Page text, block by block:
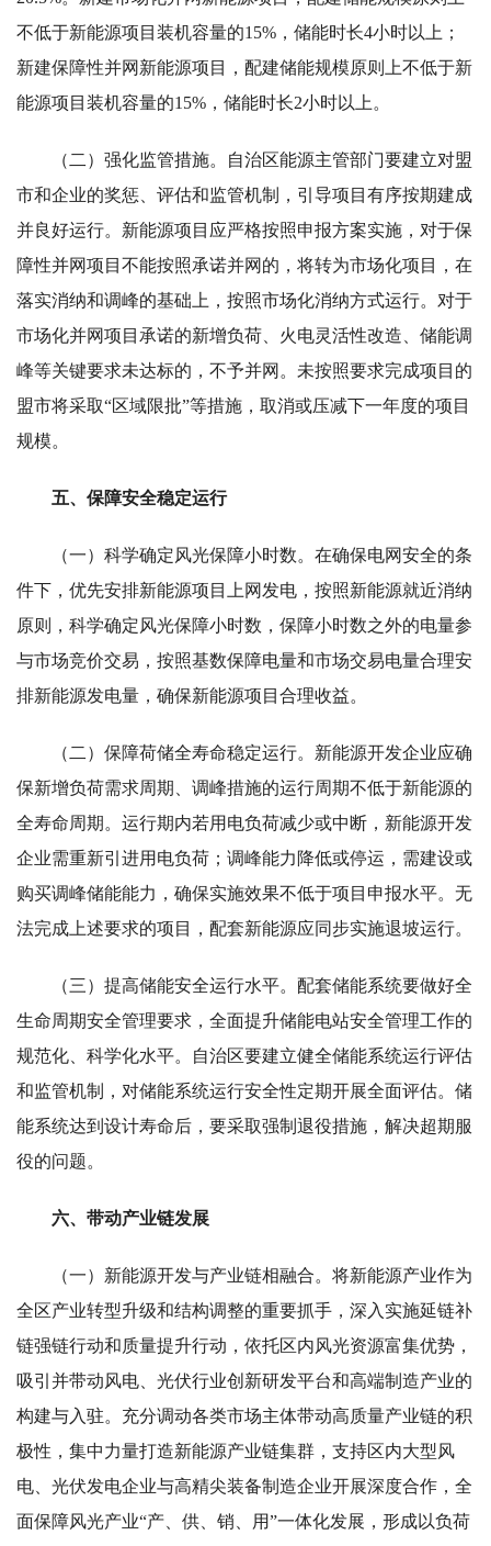
不低于新能源项目装机容量的15%，储能时长4小时以上；
新建保障性并网新能源项目，配建储能规模原则上不低于新
能源项目装机容量的15%，储能时长2小时以上。
（二）强化监管措施。自治区能源主管部门要建立对盟
市和企业的奖惩、评估和监管机制，引导项目有序按期建成
并良好运行。新能源项目应严格按照申报方案实施，对于保
障性并网项目不能按照承诺并网的，将转为市场化项目，在
落实消纳和调峰的基础上，按照市场化消纳方式运行。对于
市场化并网项目承诺的新增负荷、火电灵活性改造、储能调
峰等关键要求未达标的，不予并网。未按照要求完成项目的
盟市将采取“区域限批”等措施，取消或压减下一年度的项目
规模。
五、保障安全稳定运行
（一）科学确定风光保障小时数。在确保电网安全的条
件下，优先安排新能源项目上网发电，按照新能源就近消纳
原则，科学确定风光保障小时数，保障小时数之外的电量参
与市场竞价交易，按照基数保障电量和市场交易电量合理安
排新能源发电量，确保新能源项目合理收益。
（二）保障荷储全寿命稳定运行。新能源开发企业应确
保新增负荷需求周期、调峰措施的运行周期不低于新能源的
全寿命周期。运行期内若用电负荷减少或中断，新能源开发
企业需重新引进用电负荷；调峰能力降低或停运，需建设或
购买调峰储能能力，确保实施效果不低于项目申报水平。无
法完成上述要求的项目，配套新能源应同步实施退坡运行。
（三）提高储能安全运行水平。配套储能系统要做好全
生命周期安全管理要求，全面提升储能电站安全管理工作的
规范化、科学化水平。自治区要建立健全储能系统运行评估
和监管机制，对储能系统运行安全性定期开展全面评估。储
能系统达到设计寿命后，要采取强制退役措施，解决超期服
役的问题。
六、带动产业链发展
（一）新能源开发与产业链相融合。将新能源产业作为
全区产业转型升级和结构调整的重要抓手，深入实施延链补
链强链行动和质量提升行动，依托区内风光资源富集优势，
吸引并带动风电、光伏行业创新研发平台和高端制造产业的
构建与入驻。充分调动各类市场主体带动高质量产业链的积
极性，集中力量打造新能源产业链集群，支持区内大型风
电、光伏发电企业与高精尖装备制造企业开展深度合作，全
面保障风光产业“产、供、销、用”一体化发展，形成以负荷